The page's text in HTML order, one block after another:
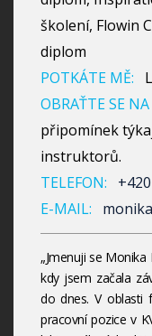
školení, Flowin
diplom
POTKÁTE MĚ:
OBRAŤTE SE
připomínek
instruktorů.
TELEFON:
E-MAIL:
„Jmenuji se
kdy jsem začala
do dnes. V oblasti
pracovní pozice v